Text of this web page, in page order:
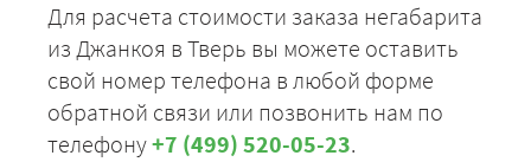
Для расчета стоимости заказа негабарита
из Джанкоя в Тверь вы можете оставить
свой номер телефона в любой форме
обратной связи или позвонить нам по
телефону+7 (499) 520-05-23.